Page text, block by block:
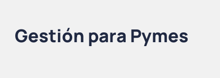
Gestión para Pymes